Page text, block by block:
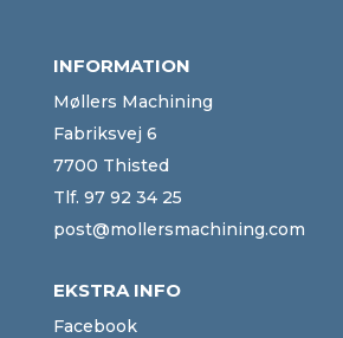
INFORMATION
Møllers Machining
Fabriksvej 6
7700 Thisted
Tlf. 97 92 34 25
post@mollersmachining.com
EKSTRA INFO
Facebook